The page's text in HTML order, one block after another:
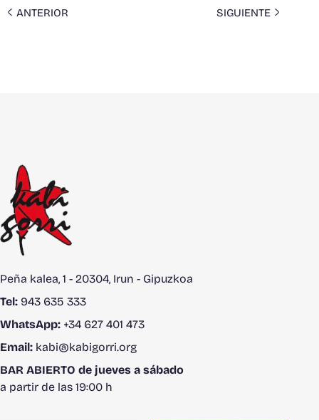
ANTERIOR SIGUIENTE
Peña kalea, 1 - 20304, Irun - Gipuzkoa
Tel: 943 635 333
WhatsApp: +34 627 401 473
Email: kabi@kabigorri.org
BAR ABIERTO de jueves a sábado
a partir de las 19:00 h